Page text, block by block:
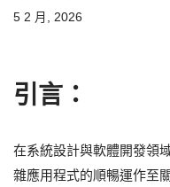
5 2 月, 2026
引言：
在系統設計與軟體開發領
雜應用程式的順暢運作至